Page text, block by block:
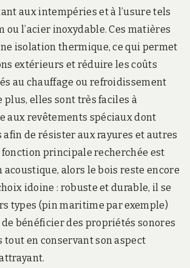
aux intempéries et à l’usure tels
ou l’acier inoxydable. Ces matières
isolation thermique, ce qui permet
extérieurs et réduire les coûts
au chauffage ou refroidissement
plus, elles sont très faciles à
aux revêtements spéciaux dont
afin de résister aux rayures et autres
fonction principale recherchée est
acoustique, alors le bois reste encore
idoine : robuste et durable, il se
types (pin maritime par exemple)
bénéficier des propriétés sonores
tout en conservant son aspect